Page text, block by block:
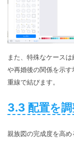
また、特殊なケース
や再婚後の関係を示
重線で結びます。
3.3 配置を
親族図の完成度を高